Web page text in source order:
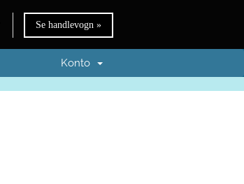
Se handlevogn »
Konto